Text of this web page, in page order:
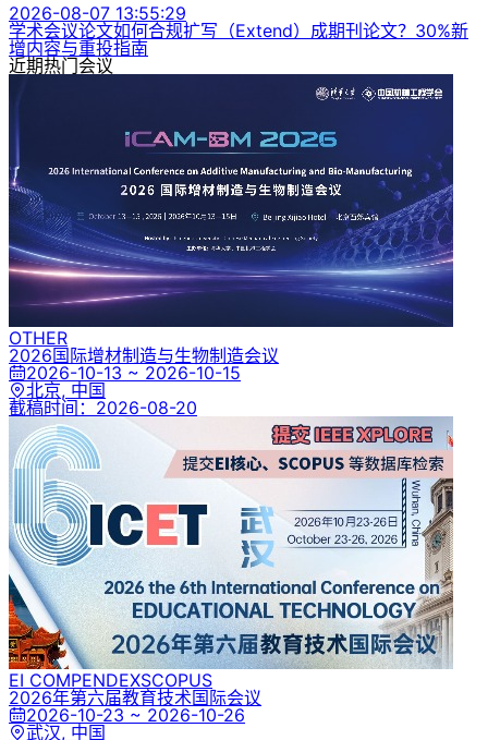
2026-08-07 13:55:29
学术会议论文如何合规扩写（Extend）成期刊论文？30%新
增内容与重投指南
近期热门会议
OTHER
2026国际增材制造与生物制造会议
2026-10-13 ~ 2026-10-15
北京, 中国
截稿时间： 2026-08-20
EI COMPENDEXSCOPUS
2026年第六届教育技术国际会议
2026-10-23 ~ 2026-10-26
武汉, 中国